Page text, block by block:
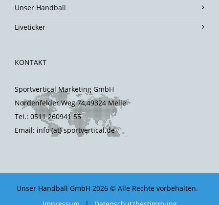
Unser Handball
Liveticker
KONTAKT
Sportvertical Marketing GmbH
Nordenfelder Weg 74,49324 Melle
Tel.: 0511 260941 55
Email: info (at) sportvertical.de
Unser Handball GmbH 2026 © Alle Rechte vorbehalten.